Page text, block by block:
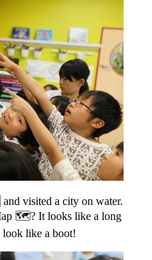
visited a city on water.
🗺️? It looks like a long
look like a boot!